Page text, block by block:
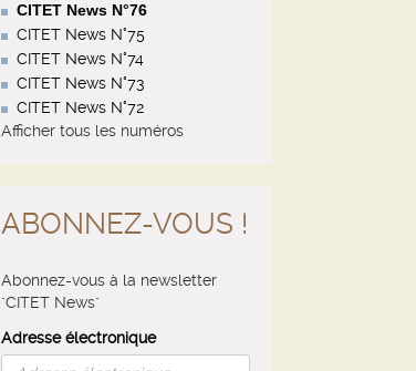
CITET News N°76
CITET News N°75
CITET News N°74
CITET News N°73
CITET News N°72
Afficher tous les numéros
ABONNEZ-VOUS !
Abonnez-vous à la newsletter
"CITET News"
Adresse électronique